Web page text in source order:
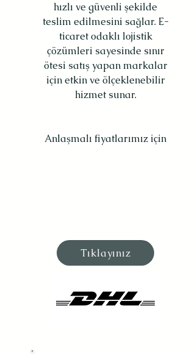
hızlı ve güvenli şekilde
teslim edilmesini sağlar. E-
ticaret odaklı lojistik
çözümleri sayesinde sınır
ötesi satış yapan markalar
için etkin ve ölçeklenebilir
hizmet sunar.
Anlaşmalı fiyatlarımız için
Tıklayınız